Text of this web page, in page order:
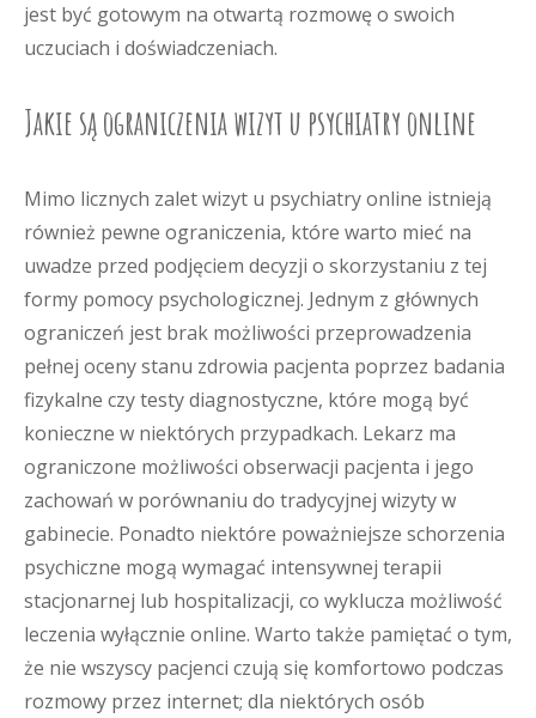
jest być gotowym na otwartą rozmowę o swoich
uczuciach i doświadczeniach.
Jakie są ograniczenia wizyt u psychiatry online
Mimo licznych zalet wizyt u psychiatry online istnieją
również pewne ograniczenia, które warto mieć na
uwadze przed podjęciem decyzji o skorzystaniu z tej
formy pomocy psychologicznej. Jednym z głównych
ograniczeń jest brak możliwości przeprowadzenia
pełnej oceny stanu zdrowia pacjenta poprzez badania
fizykalne czy testy diagnostyczne, które mogą być
konieczne w niektórych przypadkach. Lekarz ma
ograniczone możliwości obserwacji pacjenta i jego
zachowań w porównaniu do tradycyjnej wizyty w
gabinecie. Ponadto niektóre poważniejsze schorzenia
psychiczne mogą wymagać intensywnej terapii
stacjonarnej lub hospitalizacji, co wyklucza możliwość
leczenia wyłącznie online. Warto także pamiętać o tym,
że nie wszyscy pacjenci czują się komfortowo podczas
rozmowy przez internet; dla niektórych osób